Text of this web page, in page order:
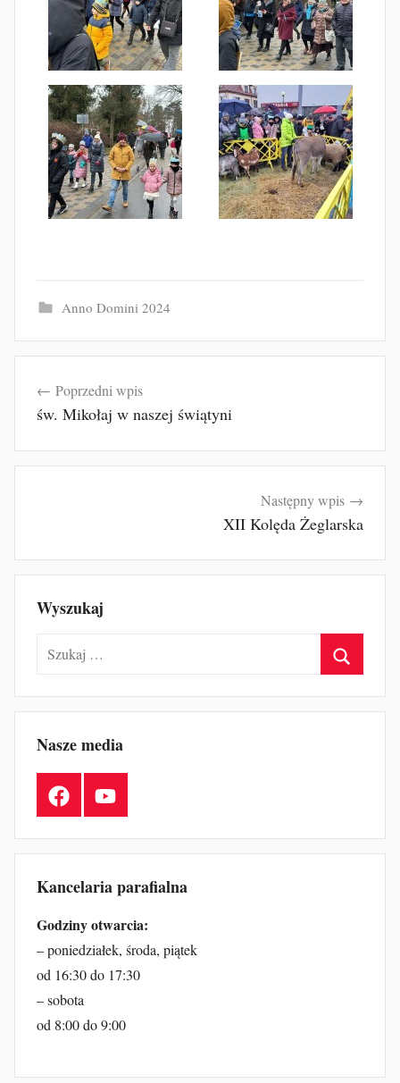
Anno Domini 2024
wpisuPoprzedni wpis
św. Mikołaj w naszej świątyni
Następny wpis
XII Kolęda Żeglarska
Wyszukaj
Szukaj:
Nasze media
FacebookYouTube
Kancelaria parafialna
Godziny otwarcia:
– poniedziałek, środa, piątek
od 16:30 do 17:30
– sobota
od 8:00 do 9:00